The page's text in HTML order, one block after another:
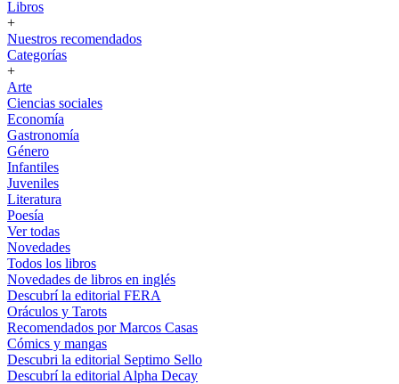
Libros
+
Nuestros recomendados
Categorías
+
Arte
Ciencias sociales
Economía
Gastronomía
Género
Infantiles
Juveniles
Literatura
Poesía
Ver todas
Novedades
Todos los libros
Novedades de libros en inglés
Descubrí la editorial FERA
Oráculos y Tarots
Recomendados por Marcos Casas
Cómics y mangas
Descubri la editorial Septimo Sello
Descubrí la editorial Alpha Decay